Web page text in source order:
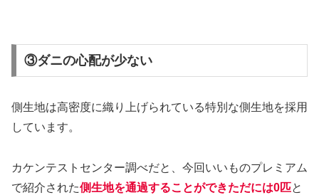
③ダニの心配が少ない
側生地は高密度に織り上げられている特別な側生地を採用
しています。
カケンテストセンター調べだと、今回いいものプレミアム
で紹介された側生地を通過することができただには0匹と